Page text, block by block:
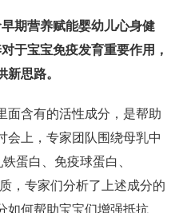
期营养赋能婴幼儿心身健
于宝宝免疫发育重要作用，
思路。
面含有的活性成分，是帮助
会上，专家团队围绕母乳中
蛋白、免疫球蛋白、
，专家们分析了上述成分的
如何帮助宝宝们增强抵抗